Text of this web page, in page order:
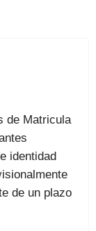
de Matricula
identidad
de un plazo